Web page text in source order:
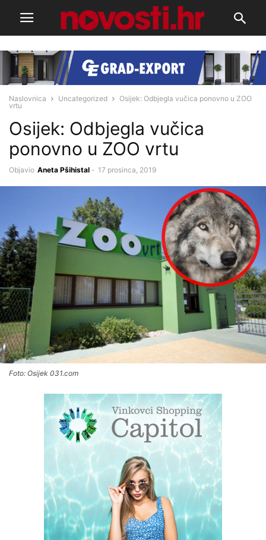
Naslovnica Uncategorized
Osijek: Odbjegla vučica ponovno u ZOO
vrtu
Osijek: Odbjegla vučica
ponovno u ZOO vrtu
Objavio Aneta Pšihistal - 17 prosinca, 2019
Foto: Osijek 031.com